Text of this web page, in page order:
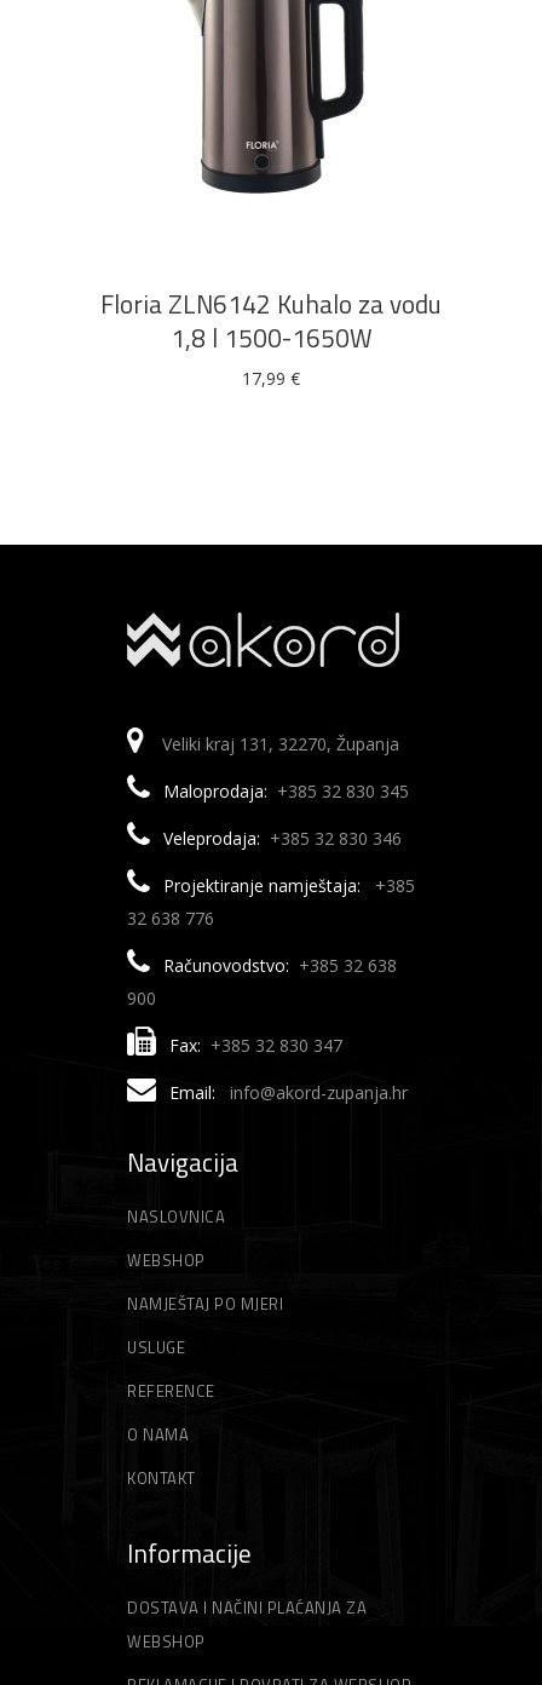
DODAJ U KOŠARICU
Floria ZLN6142 Kuhalo za vodu
1,8 l 1500-1650W
17,99 €
Veliki kraj 131, 32270, Županja
Maloprodaja: +385 32 830 345
Veleprodaja: +385 32 830 346
Projektiranje namještaja:
+385
32 638 776
Računovodstvo: +385 32 638
900
Fax: +385 32 830 347
Email: info@akord-zupanja.hr
Navigacija
NASLOVNICA
WEBSHOP
NAMJEŠTAJ PO MJERI
USLUGE
REFERENCE
O NAMA
KONTAKT
Informacije
DOSTAVA I NAČINI PLAĆANJA ZA
WEBSHOP